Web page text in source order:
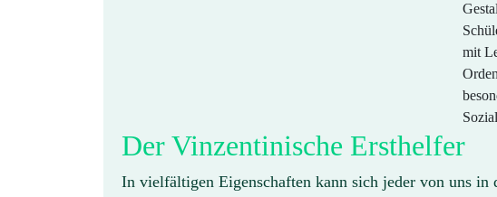
mit
Der Vinzentinische Ersthelfer
In vielfältigen Eigenschaften kann sich jeder von uns